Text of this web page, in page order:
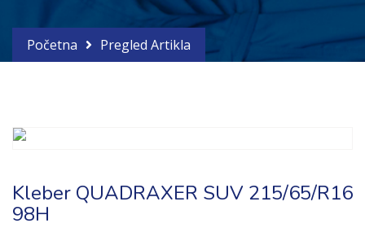
Početna Pregled Artikla
Kleber QUADRAXER SUV 215/65/R16
98H